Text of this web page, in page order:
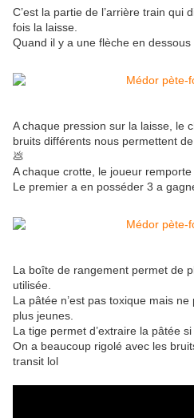
C’est la partie de l’arrière train qui
fois la laisse.
Quand il y a une flèche en dessous
A chaque pression sur la laisse, le
bruits différents nous permettent
💩
A chaque crotte, le joueur
Le premier a en posséder 3 a
La boîte de rangement permet de
utilisée.
La pâtée n’est pas toxique mais
plus jeunes.
La tige permet d’extraire la pâtée
On a beaucoup rigolé avec les
transit lol